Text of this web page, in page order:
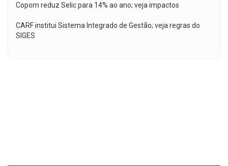
Copom reduz Selic para 14% ao ano; veja impactos
CARF institui Sistema Integrado de Gestão; veja regras do
SIGES